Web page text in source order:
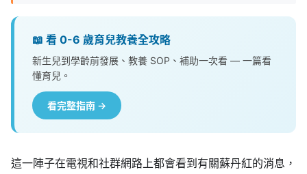
📖 看 0-6 歲育兒教養全攻略
新生兒到學齡前發展、教養 SOP、補助一次看 — 一篇看
懂育兒。
看完整指南 →
這一陣子在電視和社群網路上都會看到有關蘇丹紅的消息，